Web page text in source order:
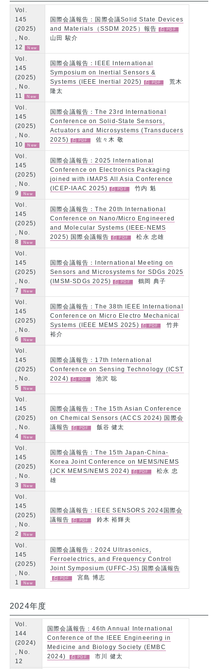
Vol.
145
(2025)
, No.
12
国際会議報告：国際会議Solid State Devices
and Materials（SSDM 2025）報告
山田 駿介
Vol.
145
(2025)
, No.
11
国際会議報告：IEEE International
Symposium on Inertial Sensors &
Systems (IEEE Inertial 2025)
荒木
隆太
Vol.
145
(2025)
, No.
10
国際会議報告：The 23rd International
Conference on Solid-State Sensors,
Actuators and Microsystems (Transducers
2025)
佐々木 敬
Vol.
145
(2025)
, No.
9
国際会議報告：2025 International
Conference on Electronics Packaging
joined with iMAPS All Asia Conference
(ICEP-IAAC 2025)
竹内 魁
Vol.
145
(2025)
, No.
8
国際会議報告：The 20th International
Conference on Nano/Micro Engineered
and Molecular Systems (IEEE-NEMS
2025) 国際会議報告
松永 忠雄
Vol.
145
(2025)
, No.
7
国際会議報告：International Meeting on
Sensors and Microsystems for SDGs 2025
(IMSM-SDGs 2025)
鶴岡 典子
Vol.
145
(2025)
, No.
6
国際会議報告：The 38th IEEE International
Conference on Micro Electro Mechanical
Systems (IEEE MEMS 2025)
竹井
裕介
Vol.
145
(2025)
, No.
5
国際会議報告：17th International
Conference on Sensing Technology (ICST
2024)
池沢 聡
Vol.
145
(2025)
, No.
4
国際会議報告：The 15th Asian Conference
on Chemical Sensors (ACCS 2024) 国際会
議報告
飯谷 健太
Vol.
145
(2025)
, No.
3
国際会議報告：The 15th Japan-China-
Korea Joint Conference on MEMS/NEMS
(JCK MEMS/NEMS 2024)
松永 忠
雄
Vol.
145
(2025)
, No.
2
国際会議報告：IEEE SENSORS 2024国際会
議報告
鈴木 裕輝夫
Vol.
145
(2025)
, No.
1
国際会議報告：2024 Ultrasonics,
Ferroelectrics, and Frequency Control
Joint Symposium (UFFC-JS) 国際会議報告
宮島 博志
2024年度
Vol.
144
(2024)
, No.
12
国際会議報告：46th Annual International
Conference of the IEEE Engineering in
Medicine and Biology Society (EMBC
2024)
市川 健太